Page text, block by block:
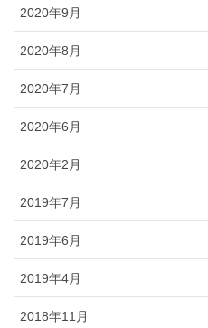
2020年9月
2020年8月
2020年7月
2020年6月
2020年2月
2019年7月
2019年6月
2019年4月
2018年11月